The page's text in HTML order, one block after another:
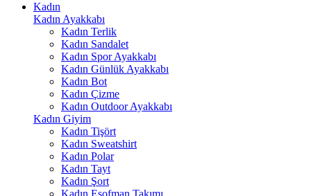
Kadın
Kadın Ayakkabı
Kadın Terlik
Kadın Sandalet
Kadın Spor Ayakkabı
Kadın Günlük Ayakkabı
Kadın Bot
Kadın Çizme
Kadın Outdoor Ayakkabı
Kadın Giyim
Kadın Tişört
Kadın Sweatshirt
Kadın Polar
Kadın Tayt
Kadın Şort
Kadın Eşofman Takımı